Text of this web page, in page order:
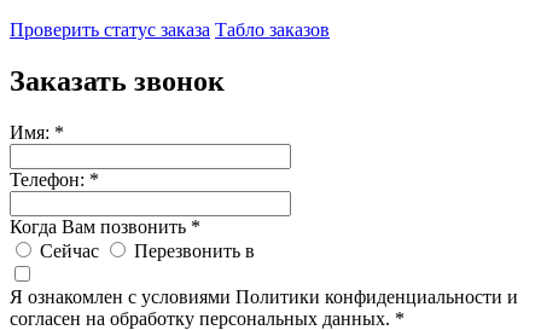
Проверить статус заказа Табло заказов
Заказать звонок
Имя: *
Телефон: *
Когда Вам позвонить *
Сейчас
Перезвонить в
Я ознакомлен с условиями Политики конфиденциальности и
согласен на обработку персональных данных. *